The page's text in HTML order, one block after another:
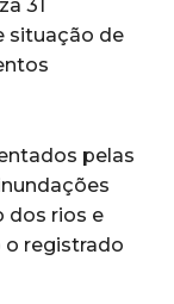
31
situação de
pelas
dos rios e
o registrado